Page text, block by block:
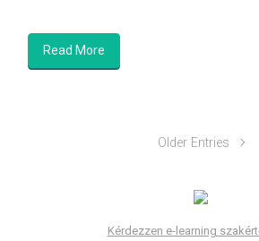
Read More
Older Entries
Kérdezzen e-learning